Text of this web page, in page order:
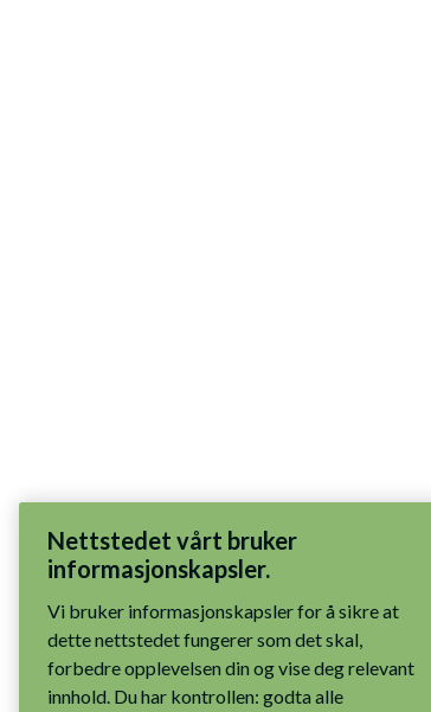
Vi bruker informasjonskapsler for å sikre at
dette nettstedet fungerer som det skal,
forbedre opplevelsen din og vise deg relevant
innhold. Du har kontrollen: godta alle
informasjonskapsler, tillat bare nødvendige
informasjonskapsler eller administrer